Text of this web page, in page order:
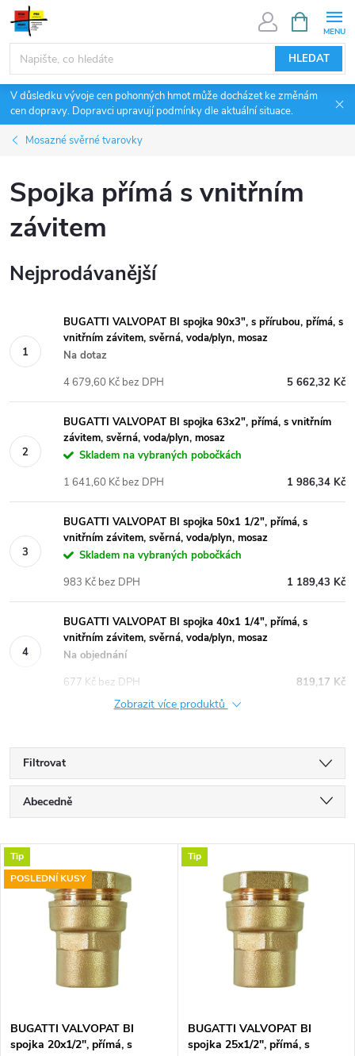
Přejít
obsah
HLEDAT
NÁKUPNÍ
KOŠÍK
V důsledku vývoje cen pohonných hmot může docházet ke změnám
cen dopravy. Dopravci upravují podmínky dle aktuální situace.
Mosazné svěrné tvarovky
Spojka přímá s vnitřním
závitem
Nejprodávanější
BUGATTI VALVOPAT BI spojka 90x3", s přírubou, přímá, s
vnitřním závitem, svěrná, voda/plyn, mosaz
Na dotaz
5 662,32 Kč
4 679,60 Kč bez DPH
BUGATTI VALVOPAT BI spojka 63x2", přímá, s vnitřním
závitem, svěrná, voda/plyn, mosaz
Skladem na vybraných pobočkách
1 986,34 Kč
1 641,60 Kč bez DPH
BUGATTI VALVOPAT BI spojka 50x1 1/2", přímá, s
vnitřním závitem, svěrná, voda/plyn, mosaz
Skladem na vybraných pobočkách
1 189,43 Kč
983 Kč bez DPH
BUGATTI VALVOPAT BI spojka 40x1 1/4", přímá, s
vnitřním závitem, svěrná, voda/plyn, mosaz
Na objednání
819,17 Kč
677 Kč bez DPH
Zobrazit více produktů
Filtrovat
Ř
a
z
p
Abecedně
Nejdražší
Nejprodávanější
V
ý
s
Tip
POSLEDNÍ KUSY
BUGATTI VALVOPAT BI
spojka 20x1/2", přímá, s
Tip
BUGATTI VALVOPAT BI
spojka 25x1/2", přímá, s